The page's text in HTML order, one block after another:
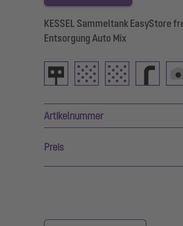
KESSEL Sammeltank EasyStore
Entsorgung Auto Mix
Artikelnummer
Preis